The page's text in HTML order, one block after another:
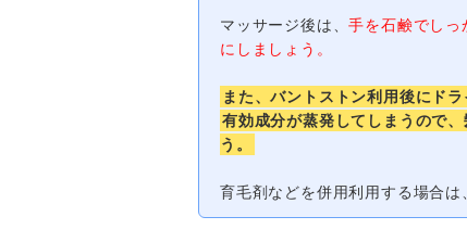
マッサージ後は、手を石鹸でしっ
にしましょう。
また、バントストン利用後にド
有効成分が蒸発してしまうので
う。
育毛剤などを併用利用する場合は